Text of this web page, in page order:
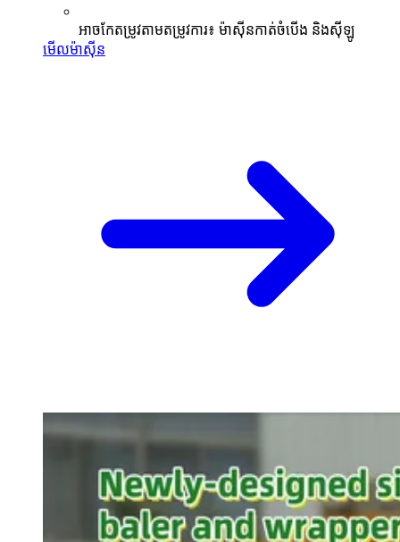
អាចកែតម្រូវតាមតម្រូវការ៖ ម៉ាស៊ីនកាត់ចំបើង និងស៊ីឡូ
មើលម៉ាស៊ីន